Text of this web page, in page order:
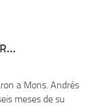
a Mons. Andrés
meses de su